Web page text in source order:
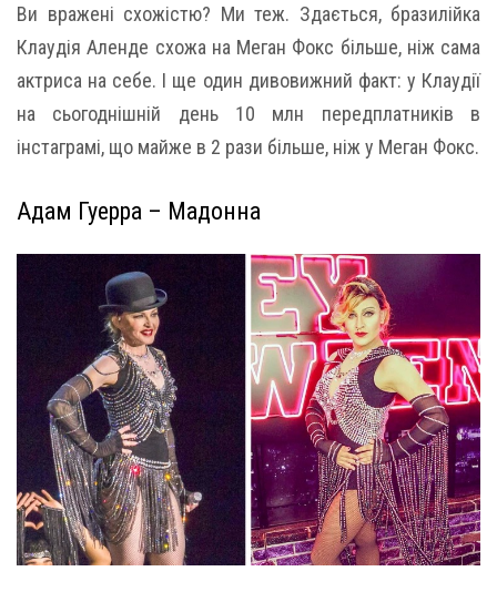
Ви вражені схожістю? Ми теж. Здається, бразилійка
Клаудія Аленде схожа на Меган Фокс більше, ніж сама
актриса на себе. І ще один дивовижний факт: у Клаудії
на сьогоднішній день 10 млн передплатників в
інстаграмі, що майже в 2 рази більше, ніж у Меган Фокс.
Адам Гуерра – Мадонна